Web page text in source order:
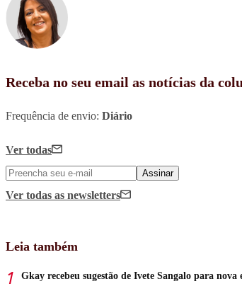
Receba no seu email as notícias da
Frequência de envio: Diário
Ver todas
Assinar
Ver todas as newsletters
Leia também
Gkay recebeu sugestão de Ivete Sangalo para nova